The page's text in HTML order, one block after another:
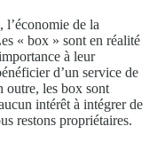
l’économie de la
« box » sont en réalité
à leur
d’un service de
outre, les box sont
intérêt à intégrer de
restons propriétaires.